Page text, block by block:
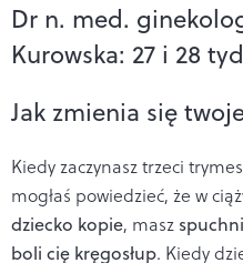
Dr n. med.
Kurowska: 27 i 28
Jak zmienia się
Kiedy zaczynasz trzeci
mogłaś powiedzieć, że w
dziecko kopie, masz
boli cię kręgosłup. Kiedy